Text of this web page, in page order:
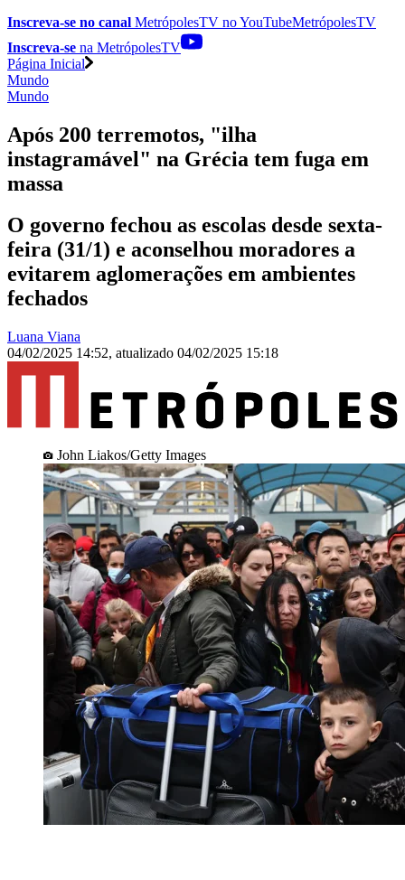
Inscreva-se no canal MetrópolesTV noYouTubeMetrópolesTV
Inscreva-se na MetrópolesTV
Página Inicial
Mundo
Mundo
Após 200 terremotos, "ilha
instagramável" na Grécia tem fuga em
massa
O governo fechou as escolas desde sexta-
feira (31/1) e aconselhou moradores a
evitarem aglomerações em ambientes
fechados
Luana Viana
04/02/2025 14:52, atualizado 04/02/2025 15:18
John Liakos/Getty Images